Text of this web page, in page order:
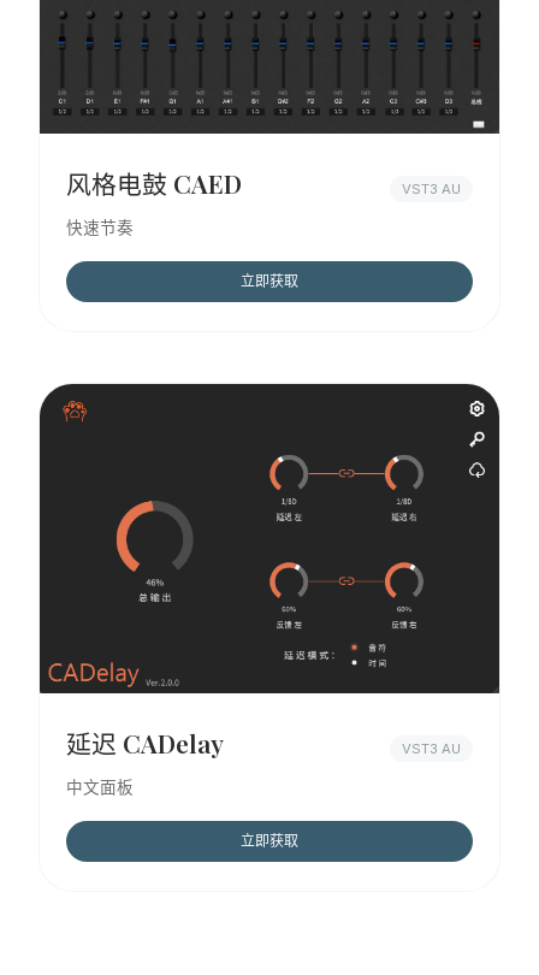
风格电鼓 CAED VST3 AU
快速节奏
立即获取
延迟 CADelay VST3 AU
中文面板
立即获取